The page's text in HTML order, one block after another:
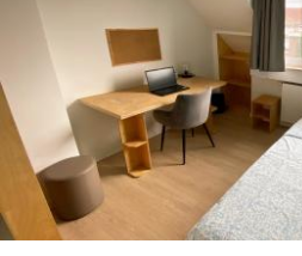
12 mois, 11 mois, 10